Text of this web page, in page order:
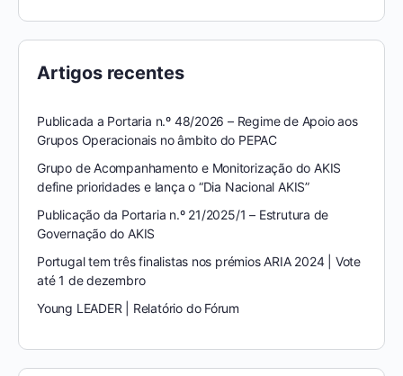
Artigos recentes
Publicada a Portaria n.º 48/2026 – Regime de Apoio aos
Grupos Operacionais no âmbito do PEPAC
Grupo de Acompanhamento e Monitorização do AKIS
define prioridades e lança o “Dia Nacional AKIS”
Publicação da Portaria n.º 21/2025/1 – Estrutura de
Governação do AKIS
Portugal tem três finalistas nos prémios ARIA 2024 | Vote
até 1 de dezembro
Young LEADER | Relatório do Fórum